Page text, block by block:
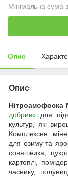
Мінімальна сума
Опис
Опис
Нітроамофоска
добриво для
культур, які
Комплексне
для озиму та
соняшника,
картоплі,
часнику,